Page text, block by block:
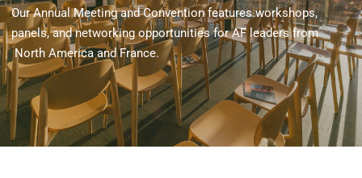
Our Annual Meeting and Convention features workshops,
panels, and networking opportunities for AF leaders from
North America and France.